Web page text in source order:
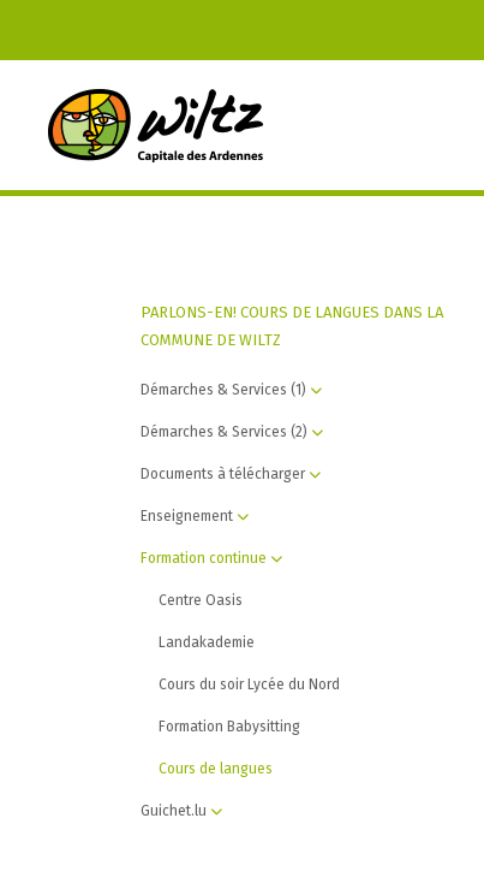
PARLONS-EN! COURS DE LANGUES DANS LA
COMMUNE DE WILTZ
Démarches & Services (1)
Démarches & Services (2)
Documents à télécharger
Enseignement
Formation continue
Centre Oasis
Landakademie
Cours du soir Lycée du Nord
Formation Babysitting
Cours de langues
Guichet.lu